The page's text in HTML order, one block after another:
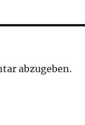
abzugeben.